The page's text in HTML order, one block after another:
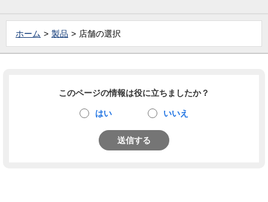
ホーム 製品 店舗の選択
このページの情報は役に立ちましたか？
はい いいえ
送信する